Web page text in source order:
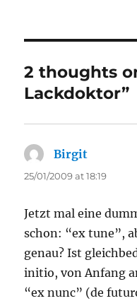
2 thoughts
Lackdoktor”
Birgit
25/01/2009 at 18:19
Jetzt mal eine
schon: “ex tune”,
genau? Ist
initio, von Anfang
“ex nunc” (de